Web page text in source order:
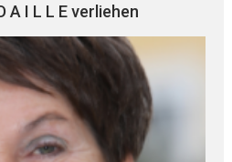
A I L L E verliehen